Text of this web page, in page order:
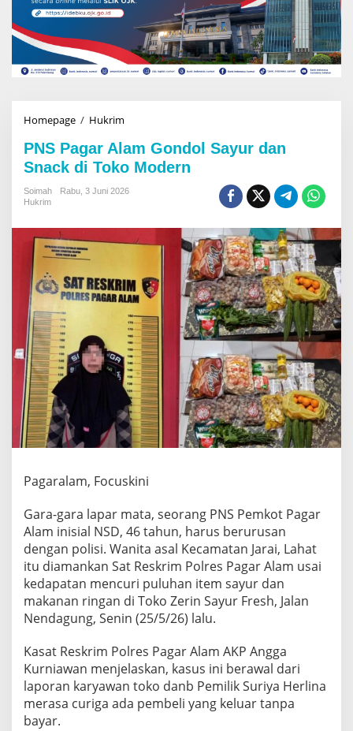
Homepage / Hukrim
S
P
a
g
l
m
G
o
n
d
o
S
a
y
u
r
d
n
S
a
c
k
d
i
T
o
k
M
o
d
e
r
PNS Pagar Alam Gondol Sayur dan
Snack di Toko Modern
Soimah
Rabu, 3 Juni 2026
Hukrim
Pagaralam, Focuskini
Gara-gara lapar mata, seorang PNS Pemkot Pagar
Alam inisial NSD, 46 tahun, harus berurusan
dengan polisi. Wanita asal Kecamatan Jarai, Lahat
itu diamankan Sat Reskrim Polres Pagar Alam usai
kedapatan mencuri puluhan item sayur dan
makanan ringan di Toko Zerin Sayur Fresh, Jalan
Nendagung, Senin (25/5/26) lalu.
Kasat Reskrim Polres Pagar Alam AKP Angga
Kurniawan menjelaskan, kasus ini berawal dari
laporan karyawan toko danb Pemilik Suriya Herlina
merasa curiga ada pembeli yang keluar tanpa
bayar.